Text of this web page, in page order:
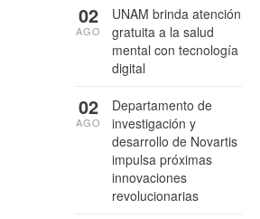
UNAM brinda atención
gratuita a la salud
mental con tecnología
digital
02
AGO
Departamento de
investigación y
desarrollo de Novartis
impulsa próximas
innovaciones
revolucionarias
02
AGO